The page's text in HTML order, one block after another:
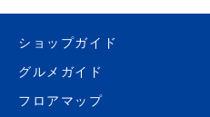
ショップガイド
グルメガイド
フロアマップ